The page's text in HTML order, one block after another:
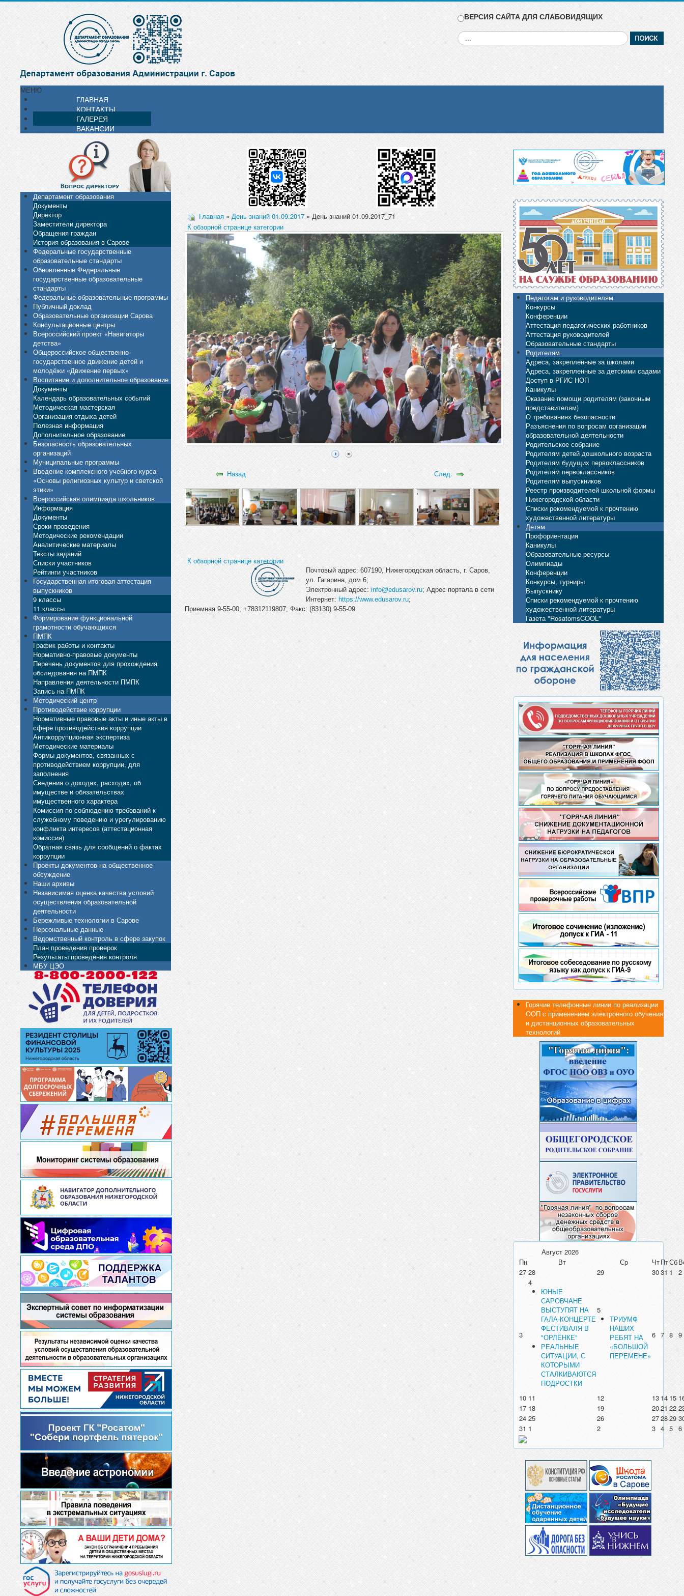
ВЕРСИЯ САЙТА ДЛЯ СЛАБОВИДЯЩИХ
Искать...
МЕНЮ
ГЛАВНАЯ
КОНТАКТЫ
ГАЛЕРЕЯ
ВАКАНСИИ
Департамент образования
Документы
Директор
Заместители директора
Обращения граждан
История образования в Сарове
Федеральные государственные
образовательные стандарты
Обновленные Федеральные
государственные образовательные
стандарты
Федеральные образовательные программы
Публичный доклад
Образовательные организации Сарова
Консультационные центры
Всероссийский проект «Навигаторы
детства»
Общероссийское общественно-
государственное движение детей и
молодёжи «Движение первых»
Воспитание и дополнительное образование
Документы
Календарь образовательных событий
Методическая мастерская
Организация отдыха детей
Полезная информация
Дополнительное образование
Безопасность образовательных
организаций
Муниципальные программы
Введение комплексного учебного курса
«Основы религиозных культур и светской
этики»
Всероссийская олимпиада школьников
Информация
Документы
Сроки проведения
Методические рекомендации
Аналитические материалы
Тексты заданий
Списки участников
Рейтинги участников
Государственная итоговая аттестация
выпускников
9 классы
11 классы
Формирование функциональной
грамотности обучающихся
ПМПК
График работы и контакты
Нормативно-правовые документы
Перечень документов для прохождения
обследования на ПМПК
Направления деятельности ПМПК
Запись на ПМПК
Методический центр
Противодействие коррупции
Нормативные правовые акты и иные акты в
сфере противодействия коррупции
Антикоррупционная экспертиза
Методические материалы
Формы документов, связанных с
противодействием коррупции, для
заполнения
Сведения о доходах, расходах, об
имуществе и обязательствах
имущественного характера
Комиссия по соблюдению требований к
служебному поведению и урегулированию
конфликта интересов (аттестационная
комиссия)
Обратная связь для сообщений о фактах
коррупции
Проекты документов на общественное
обсуждение
Наши архивы
Независимая оценка качества условий
осуществления образовательной
деятельности
Бережливые технологии в Сарове
Персональные данные
Ведомственный контроль в сфере закупок
План проведения проверок
Результаты проведения контроля
МБУ ЦЭО
Главная»День знаний 01.09.2017» День знаний 01.09.2017_71
К обзорной странице категории
Назад След.
К обзорной странице категории
Почтовый адрес: 607190, Нижегородская область, г. Саров,
ул. Гагарина, дом 6;
Электронный адрес:info@edusarov.ru; Адрес портала в сети
Интернет: https://www.edusarov.ru;
Приемная 9-55-00; +78312119807; Факс: (83130) 9-55-09
Педагогам и руководителям
Конкурсы
Конференции
Аттестация педагогических работников
Аттестация руководителей
Образовательные стандарты
Родителям
Адреса, закрепленные за школами
Адреса, закрепленные за детскими садами
Доступ в РГИС НОП
Каникулы
Оказание помощи родителям (законным
представителям)
О требованиях безопасности
Разъяснения по вопросам организации
образовательной деятельности
Родительское собрание
Родителям детей дошкольного возраста
Родителям будущих первоклассников
Родителям первоклассников
Родителям выпускников
Реестр производителей школьной формы
Нижегородской области
Списки рекомендуемой к прочтению
художественной литературы
Детям
Профориентация
Каникулы
Образовательные ресурсы
Олимпиады
Конференции
Конкурсы, турниры
Выпускнику
Списки рекомендуемой к прочтению
художественной литературы
Газета "RosatomsCOOL"
Горячие телефонные линии по реализации
ООП с применением электронного обучения
и дистанционных образовательных
технологий
Август 2026
Пн
Вт Ср ЧтПтСб
27 28 29 30311 2
3
4
ЮНЫЕ
САРОВЧАНЕ
ВЫСТУПЯТ НА
ГАЛА-КОНЦЕРТЕ
ФЕСТИВАЛЯ В
"ОРЛЁНКЕ"
РЕАЛЬНЫЕ
СИТУАЦИИ, С
КОТОРЫМИ
СТАЛКИВАЮТСЯ
ПОДРОСТКИ
5
ТРИУМФ
НАШИХ
РЕБЯТ НА
«БОЛЬШОЙ
ПЕРЕМЕНЕ»
6 7 8 9
10 11 12 13 1415
17 18 19 202122
24 25 26 272829
31 1 2 3 4 5 6